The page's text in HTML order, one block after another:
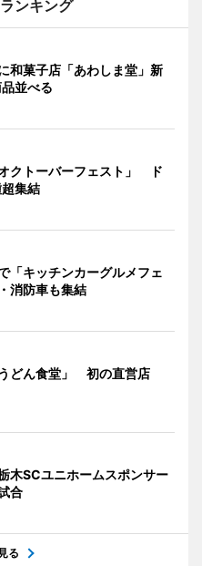
ンキング
和菓子店「あわしま堂」新
並べる
クトーバーフェスト」 ド
集結
「キッチンカーグルメフェ
消防車も集結
どん食堂」 初の直営店
木SCユニホームスポンサー
合
る